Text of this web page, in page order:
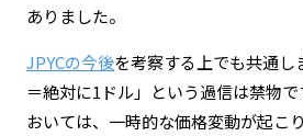
ありました。
JPYCの今後を考察する上でも共通し
＝絶対に1ドル」という過信は禁物
おいては、一時的な価格変動が起こ